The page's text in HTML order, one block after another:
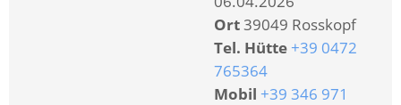
Ort39049 Rosskopf
Tel. Hütte +39 0472
765364
Mobil +39 346 971